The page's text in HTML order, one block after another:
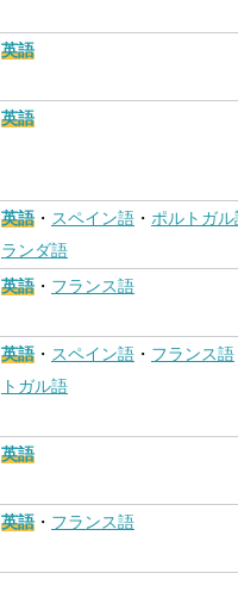
英語
英語
英語 ・ スペイン語 ・ ポルトガル
ランダ語
英語 ・ フランス語
英語 ・ スペイン語 ・ フランス語
トガル語
英語
英語 ・ フランス語